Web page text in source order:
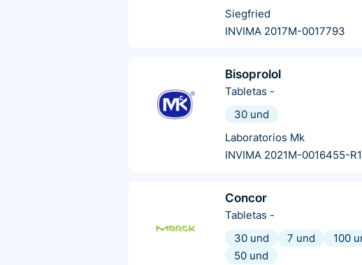
Siegfried
INVIMA 2017M-0017793
Bisoprolol
Tabletas -
30 und
Laboratorios Mk
INVIMA 2021M-0016455-R1
Concor
Tabletas -
30 und
7 und 100
50 und